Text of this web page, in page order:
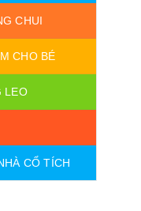
CHUI
CHO BÉ
LEO
CỔ TÍCH